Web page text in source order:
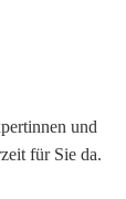
und
für Sie da.